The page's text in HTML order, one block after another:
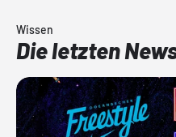
Wissen
Die letzten